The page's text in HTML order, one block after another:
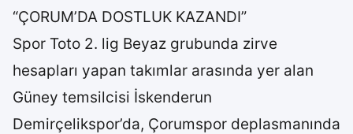
“ÇORUM’DA DOSTLUK KAZANDI”
Spor Toto 2. lig Beyaz grubunda zirve
hesapları yapan takımlar arasında yer alan
Güney temsilcisi İskenderun
Demirçelikspor’da, Çorumspor deplasmanında